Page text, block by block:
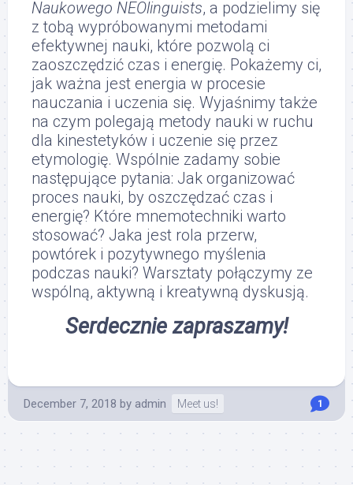
Naukowego NEOlinguists, a podzielimy się
z tobą wypróbowanymi metodami
efektywnej nauki, które pozwolą ci
zaoszczędzić czas i energię. Pokażemy ci,
jak ważna jest energia w procesie
nauczania i uczenia się. Wyjaśnimy także
na czym polegają metody nauki w ruchu
dla kinestetyków i uczenie się przez
etymologię. Wspólnie zadamy sobie
następujące pytania: Jak organizować
proces nauki, by oszczędzać czas i
energię? Które mnemotechniki warto
stosować? Jaka jest rola przerw,
powtórek i pozytywnego myślenia
podczas nauki? Warsztaty połączymy ze
wspólną, aktywną i kreatywną dyskusją.
Serdecznie zapraszamy!
December 7, 2018 by admin Meet us! 1